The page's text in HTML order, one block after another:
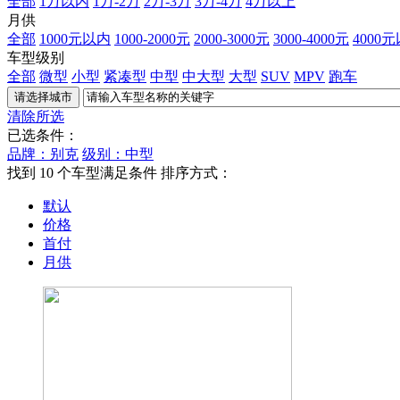
月供
全部 1000元以内 1000-2000元 2000-3000元 3000-4000元 4000元
车型级别
全部 微型 小型 紧凑型 中型 中大型 大型 SUV MPV 跑车
清除所选
已选条件：
品牌：别克 级别：中型
找到 10 个车型满足条件 排序方式：
默认
价格
首付
月供